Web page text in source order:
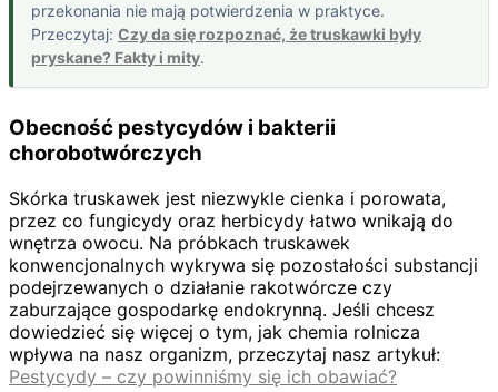
przekonania nie mają potwierdzenia w praktyce.
Przeczytaj: Czy da się rozpoznać, że truskawki były
pryskane? Fakty i mity.
Obecność pestycydów i bakterii
chorobotwórczych
Skórka truskawek jest niezwykle cienka i porowata,
przez co fungicydy oraz herbicydy łatwo wnikają do
wnętrza owocu. Na próbkach truskawek
konwencjonalnych wykrywa się pozostałości substancji
podejrzewanych o działanie rakotwórcze czy
zaburzające gospodarkę endokrynną. Jeśli chcesz
dowiedzieć się więcej o tym, jak chemia rolnicza
wpływa na nasz organizm, przeczytaj nasz artykuł:
Pestycydy – czy powinniśmy się ich obawiać?